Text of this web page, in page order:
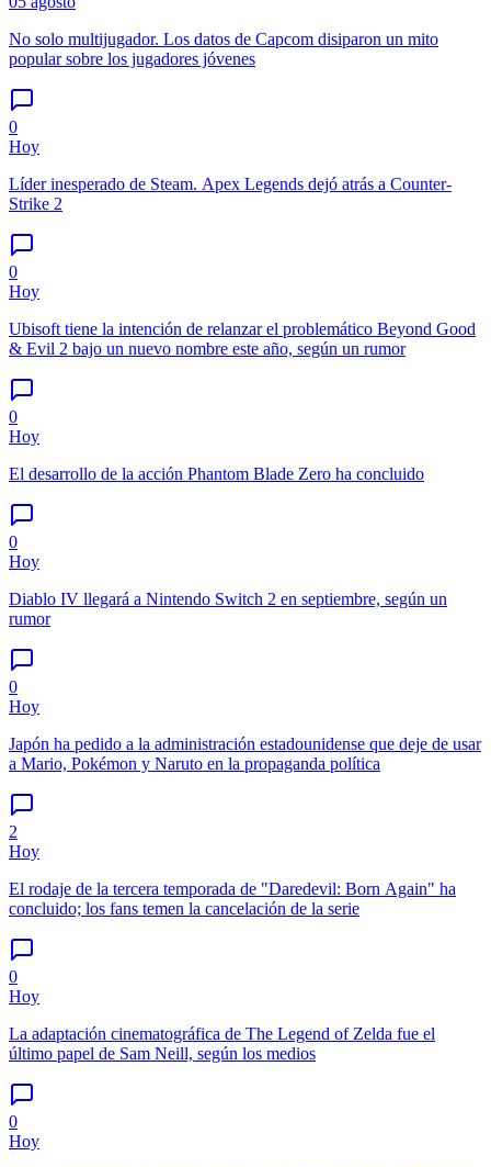
No solo multijugador. Los datos de Capcom disiparon un mito
popular sobre los jugadores jóvenes
0
Hoy
Líder inesperado de Steam. Apex Legends dejó atrás a Counter-
Strike 2
0
Hoy
Ubisoft tiene la intención de relanzar el problemático Beyond Good
& Evil 2 bajo un nuevo nombre este año, según un rumor
0
Hoy
El desarrollo de la acción Phantom Blade Zero ha concluido
0
Hoy
Diablo IV llegará a Nintendo Switch 2 en septiembre, según un
rumor
0
Hoy
Japón ha pedido a la administración estadounidense que deje de usar
a Mario, Pokémon y Naruto en la propaganda política
2
Hoy
El rodaje de la tercera temporada de "Daredevil: Born Again" ha
concluido; los fans temen la cancelación de la serie
0
Hoy
La adaptación cinematográfica de The Legend of Zelda fue el
último papel de Sam Neill, según los medios
0
Hoy